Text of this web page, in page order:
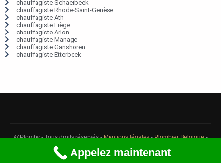
chauffagiste Schaerbeek
chauffagiste Rhode-Saint-Genèse
chauffagiste Ath
chauffagiste Liège
chauffagiste Arlon
chauffagiste Manage
chauffagiste Ganshoren
chauffagiste Etterbeek
@Plomby - Tous droits réservés -Mentions légales-Plombier Belgique-
Débouchage Belgique
Appelez maintenant